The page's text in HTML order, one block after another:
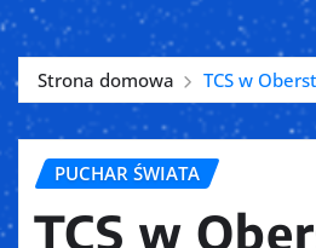
Strona domowa TCS w
PUCHAR ŚWIATA
TCS w